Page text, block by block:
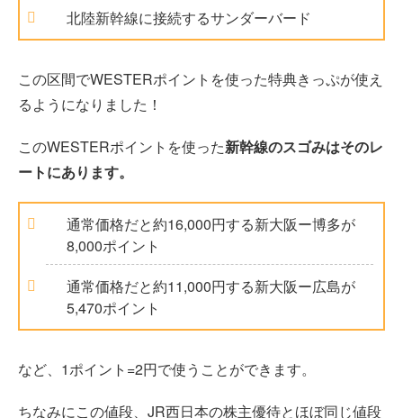
北陸新幹線に接続するサンダーバード
この区間でWESTERポイントを使った特典きっぷが使え
るようになりました！
このWESTERポイントを使った新幹線のスゴみはそのレ
ートにあります。
通常価格だと約16,000円する新大阪ー博多が
8,000ポイント
通常価格だと約11,000円する新大阪ー広島が
5,470ポイント
など、1ポイント=2円で使うことができます。
ちなみにこの値段、JR西日本の株主優待とほぼ同じ値段